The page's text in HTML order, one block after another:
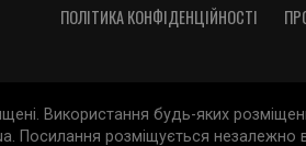
ПОЛІТИКА КОНФІДЕНЦІЙНОСТІ
Використання будь-яких
Посилання розміщується незалежно